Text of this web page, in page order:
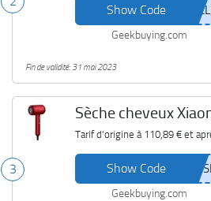
Show Code
Geekbuying.com
Fin de validité: 31 mai 2023
3
Sèche cheveux
Tarif d'origine à 110,89 €et
Show Code
Geekbuying.com